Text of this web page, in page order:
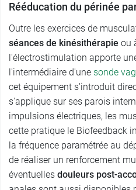
Rééducation du périnée
Outre les exercices de
séances de kinésithérapie ou
l'électrostimulation apporte
l'intermédiaire d'une sonde
cet équipement s'introduit
s'applique sur ses parois
impulsions électriques, les
cette pratique le Biofeedback
la fréquence paramétrée au
de réaliser un renforcement
éventuelles douleurs post-